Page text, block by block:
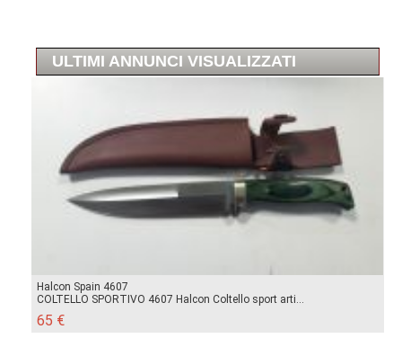
ULTIMI ANNUNCI VISUALIZZATI
Halcon Spain 4607
COLTELLO SPORTIVO 4607 Halcon Coltello sport arti...
65 €